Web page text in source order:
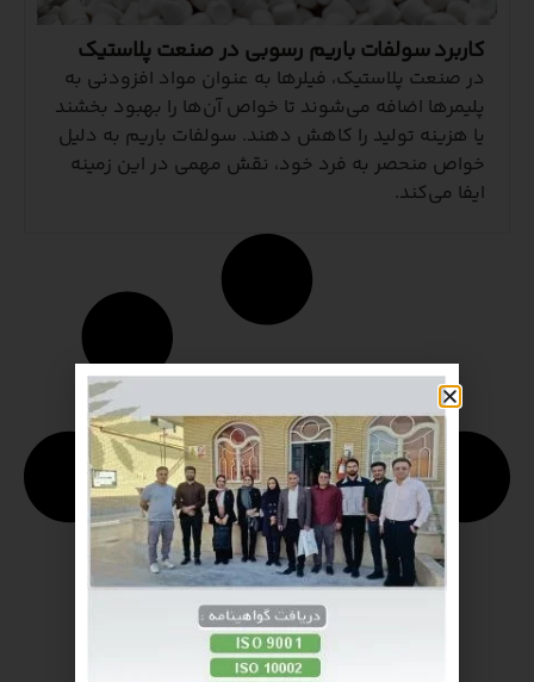
کاربرد سولفات باریم رسوبی در صنعت پلاستیک
در صنعت پلاستیک، فیلرها به عنوان مواد افزودنی به
پلیمرها اضافه می‌شوند تا خواص آن‌ها را بهبود بخشند
یا هزینه تولید را کاهش دهند. سولفات باریم به دلیل
خواص منحصر به فرد خود، نقش مهمی در این زمینه
ایفا می‌کند.